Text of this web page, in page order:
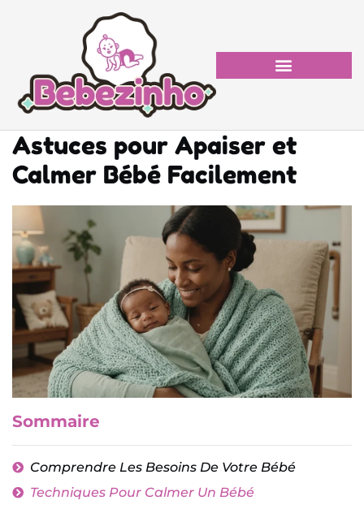
Astuces pour Apaiser et
Calmer Bébé Facilement
Sommaire
Comprendre Les Besoins De Votre Bébé
Techniques Pour Calmer Un Bébé